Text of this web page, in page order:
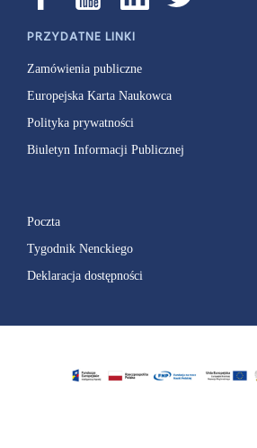
PRZYDATNE LINKI
Zamówienia publiczne
Europejska Karta Naukowca
Polityka prywatności
Biuletyn Informacji Publicznej
Poczta
Tygodnik Nenckiego
Deklaracja dostępności